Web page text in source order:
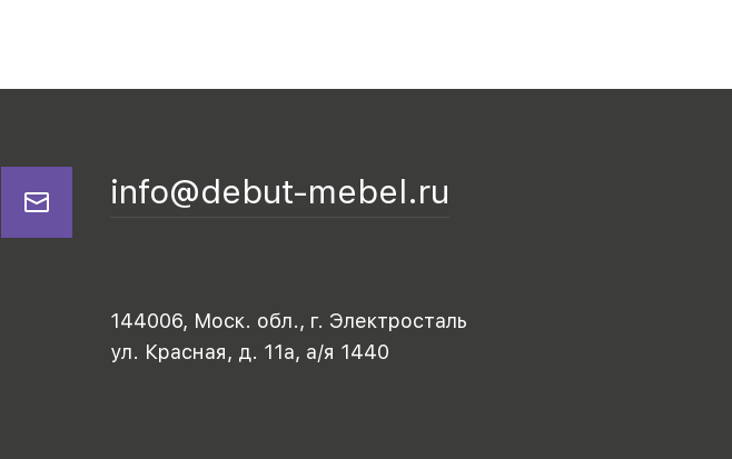
info@debut-mebel.ru
144006, Моск. обл., г. Электросталь
ул. Красная, д. 11а, а/я 1440